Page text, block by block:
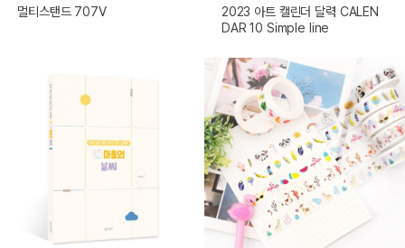
멀티스탠드 707V
2023 아트 캘린더 달력 CALEN
DAR 10 Simple line